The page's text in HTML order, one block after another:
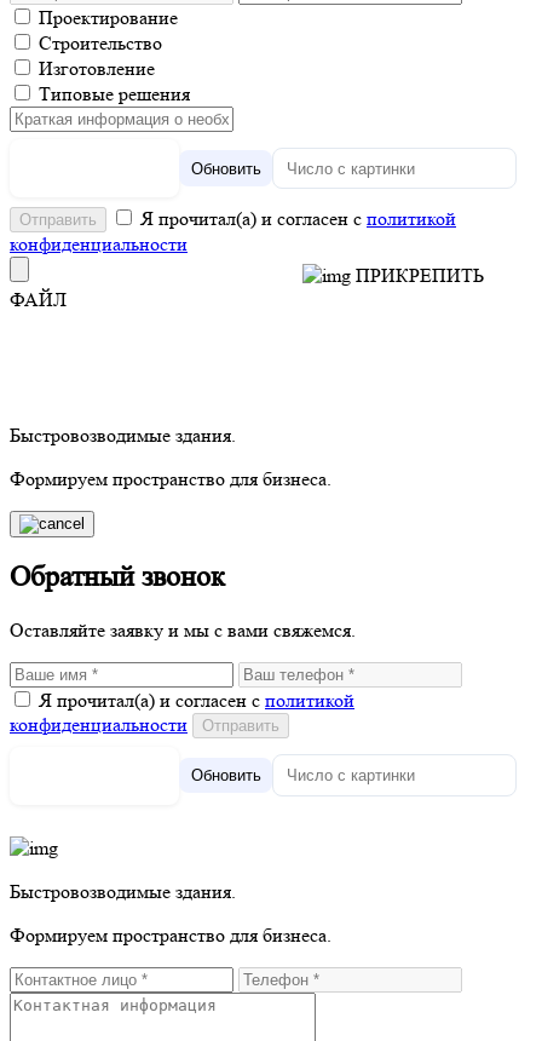
Проектирование
Строительство
Изготовление
Типовые решения
Обновить
Я прочитал(а) и согласен с политикой
конфиденциальности
ПРИКРЕПИТЬ
ФАЙЛ
Быстровозводимые здания.
Формируем пространство для бизнеса.
Обратный звонок
Оставляйте заявку и мы с вами свяжемся.
Я прочитал(а) и согласен с политикой
конфиденциальности
Обновить
Быстровозводимые здания.
Формируем пространство для бизнеса.